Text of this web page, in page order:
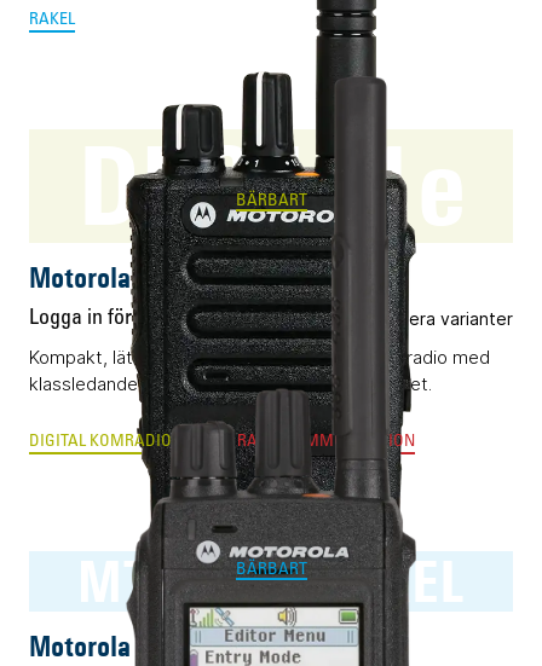
RAKEL
DP3441e
BÄRBART
Motorola DP3441e
Logga in för pris Flera varianter
Kompakt, lättanvänd och vattentät DMR-komradio med
klassledande radioegenskaper och byggkvalitet.
DIGITAL KOMRADIO ANALOG RADIOKOMMUNIKATION
MTP3550 RAKEL
BÄRBART
Motorola MTP3550 RAKEL